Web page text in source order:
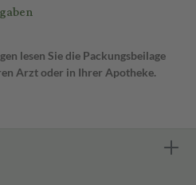
lesen Sie die Packungsbeilage
Arzt oder in Ihrer Apotheke.